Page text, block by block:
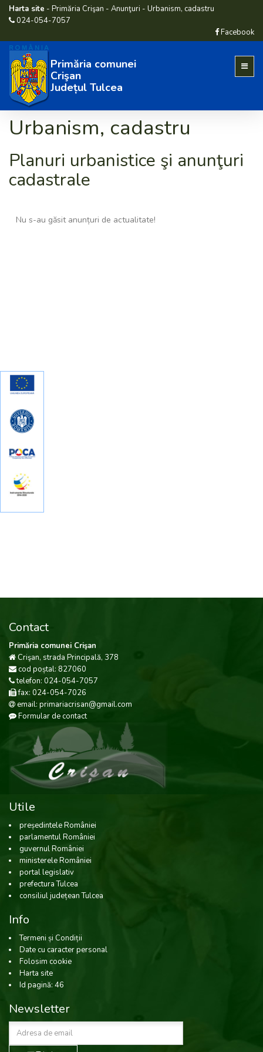
Harta site - Primăria Crişan - Anunţuri - Urbanism, cadastru
024-054-7057
Facebook
Primăria comunei
Crişan
Județul Tulcea
Urbanism, cadastru
Planuri urbanistice şi anunţuri
cadastrale
Contact
Primăria comunei Crişan
Crişan, strada Principală, 378
cod poștal: 827060
telefon: 024-054-7057
fax: 024-054-7026
email: primariacrisan@gmail.com
Formular de contact
Utile
președintele României
parlamentul României
guvernul României
ministerele României
portal legislativ
prefectura Tulcea
consiliul județean Tulcea
Info
Termeni și Condiții
Date cu caracter personal
Folosim cookie
Harta site
Id pagină: 46
Newsletter